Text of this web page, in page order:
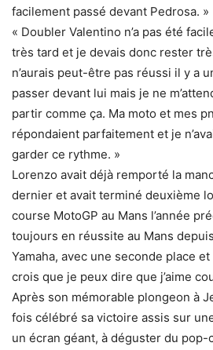
facilement passé devant Pedrosa. »
« Doubler Valentino n’a pas été
très tard et je devais donc rester
n’aurais peut-être pas réussi il y a
passer devant lui mais je ne
partir comme ça. Ma moto et mes
répondaient parfaitement et je
garder ce rythme. »
Lorenzo avait déjà remporté la
dernier et avait terminé deuxième
course MotoGP au Mans l’année
toujours en réussite au Mans
Yamaha, avec une seconde place
crois que je peux dire que j’aime
Après son mémorable plongeon à
fois célébré sa victoire assis sur
un écran géant, à déguster du pop-